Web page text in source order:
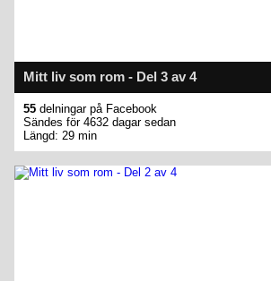
Mitt liv som rom - Del 3 av 4
55 delningar på Facebook
Sändes för 4632 dagar sedan
Längd: 29 min